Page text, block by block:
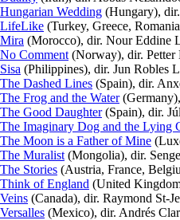
Hungarian Wedding (Hungary),
LifeLike (Turkey, Greece,
Mira (Morocco), dir. Nour Eddine
No Comment (Norway), dir. Petter
Sisa (Philippines), dir. Jun Robles
The Dashed Lines (Spain), dir.
The Frog and the Water
The Good Daughter(Spain), dir.
The Imaginary Dog and the Lying
The Moon is a Father of Mine
The Muralist (Mongolia), dir.
The Stories (Austria, France,
Think of England (United
Veins (Canada), dir. Raymond St-
Versalles (Mexico), dir. Andrés